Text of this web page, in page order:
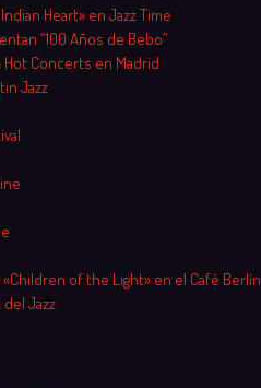
Heart» en Jazz Time
“100 Años de Bebo”
Hot Concerts en Madrid
Jazz
of the Light» en el Café Berlín
Jazz